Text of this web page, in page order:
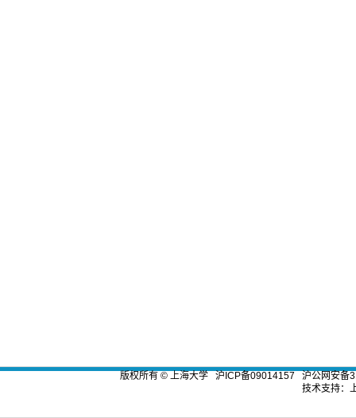
版权所有 © 上海大学 沪ICP备09014157
沪公网安备
技术支持：